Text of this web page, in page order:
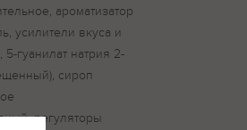
ароматизатор
усилители вкуса и
5-гуанилат натрия 2-
сироп
регуляторы